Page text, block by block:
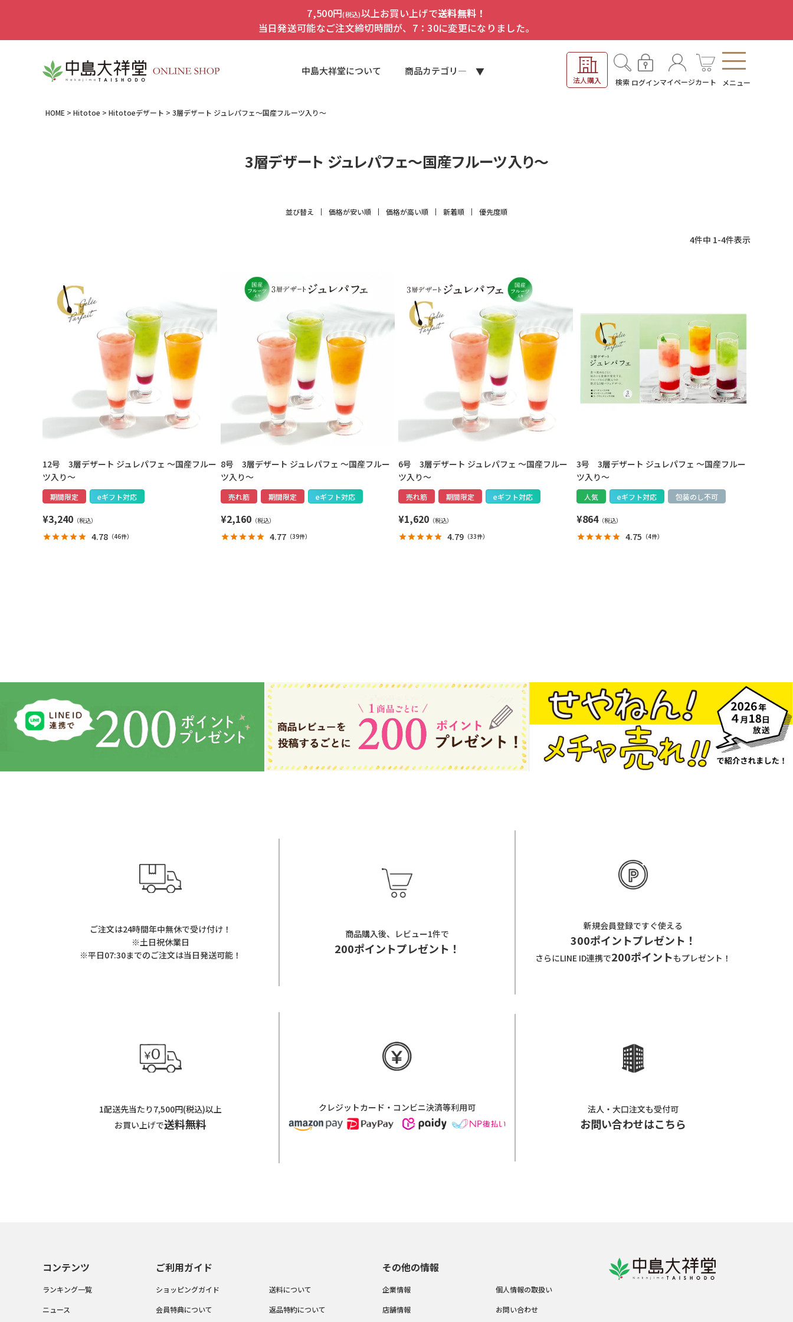
7,500円(税込)以上お買い上げで送料無料！
当日発送可能なご注文締切時間が、7：30に変更になりました。
中島大祥堂について 商品カテゴリ―
法人購入 検索 ログインマイページカート メニュー
HOME Hitotoe Hitotoeデザート 3層デザート ジュレパフェ～国産フルーツ入り～
3層デザート ジュレパフェ～国産フルーツ入り～
並び替え 価格が安い順 価格が高い順 新着順 優先度順
4件中 1-4件表示
12号 3層デザート ジュレパフェ ～国産フルー
ツ入り～
期間限定 eギフト対応
¥3,240
4.78 （46件）
8号 3層デザート ジュレパフェ ～国産フルー
ツ入り～
売れ筋 期間限定 eギフト対応
¥2,160
4.77（39件）
6号 3層デザート ジュレパフェ ～国産フルー
ツ入り～
売れ筋 期間限定 eギフト対応
¥1,620
4.79 （33件）
3号 3層デザート ジュレパフェ ～国産フルー
ツ入り～
人気 eギフト対応 包装のし不可
¥864
4.75 （4件）
ご注文は24時間年中無休で受け付け！
※土日祝休業日
※平日07:30までのご注文は当日発送可能！
商品購入後、レビュー1件で
200ポイントプレゼント！
新規会員登録ですぐ使える
300ポイントプレゼント！
さらにLINE ID連携で200ポイントもプレゼント！
1配送先当たり7,500円(税込)以上
お買い上げで送料無料
クレジットカード・コンビニ決済等利用可 法人・大口注文も受付可
お問い合わせはこちら
コンテンツ
ランキング一覧
ニュース
ご利用ガイド
ショッピングガイド
会員特典について
送料について
返品特約について
その他の情報
企業情報
店舗情報
個人情報の取扱い
お問い合わせ